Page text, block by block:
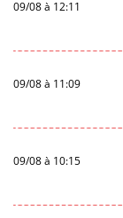
09/08 à 12:11
09/08 à 11:09
09/08 à 10:15